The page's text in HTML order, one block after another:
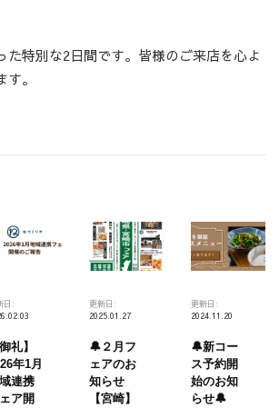
た特別な2日間です。皆様のご来店を心よ
。
日:
御礼】
年1月
連携
ア開
更新日:
2025.01.27
🔔２月フ
ェアのお
知らせ
【宮崎】
更新日:
2024.11.20
🔔新コー
ス予約開
始のお知
らせ🔔